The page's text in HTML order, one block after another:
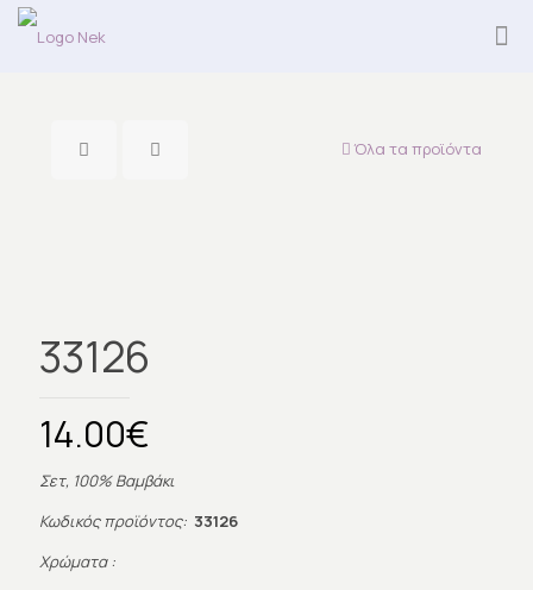
Όλα τα προϊόντα
33126
14.00€
Σετ, 100% Βαμβάκι
Κωδικός προϊόντος: 33126
Χρώματα :